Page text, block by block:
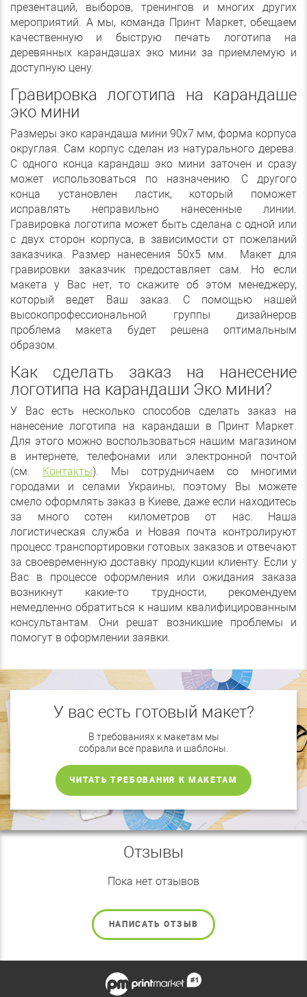
презентаций, выборов, тренингов и многих других
мероприятий. А мы, команда Принт Маркет, обещаем
качественную и быструю печать логотипа на
деревянных карандашах эко мини за приемлемую и
доступную цену.
Гравировка логотипа на карандаше
эко мини
Размеры эко карандаша мини 90х7 мм, форма корпуса
округлая. Сам корпус сделан из натурального дерева.
С одного конца карандаш эко мини заточен и сразу
может использоваться по назначению. С другого
конца установлен ластик, который поможет
исправлять неправильно нанесенные линии.
Гравировка логотипа может быть сделана с одной или
с двух сторон корпуса, в зависимости от пожеланий
заказчика. Размер нанесения 50х5 мм. Макет для
гравировки заказчик предоставляет сам. Но если
макета у Вас нет, то скажите об этом менеджеру,
который ведет Ваш заказ. С помощью нашей
высокопрофессиональной группы дизайнеров
проблема макета будет решена оптимальным
образом.
Как сделать заказ на нанесение
логотипа на карандаши Эко мини?
У Вас есть несколько способов сделать заказ на
нанесение логотипа на карандаши в Принт Маркет.
Для этого можно воспользоваться нашим магазином
в интернете, телефонами или электронной почтой
(см.
Контакты). Мы сотрудничаем со многими
городами и селами Украины, поэтому Вы можете
смело оформлять заказ в Киеве, даже если находитесь
за много сотен километров от нас. Наша
логистическая служба и Новая почта контролируют
процесс транспортировки готовых заказов и отвечают
за своевременную доставку продукции клиенту. Если у
Вас в процессе оформления или ожидания заказа
возникнут какие-то трудности, рекомендуем
немедленно обратиться к нашим квалифицированным
консультантам. Они решат возникшие проблемы и
помогут в оформлении заявки.
У вас есть готовый макет?
В требованиях к макетам мы
собрали все правила и шаблоны.
ЧИТАТЬ ТРЕБОВАНИЯ К МАКЕТАМ
Отзывы
Пока нет отзывов
НАПИСАТЬ ОТЗЫВ